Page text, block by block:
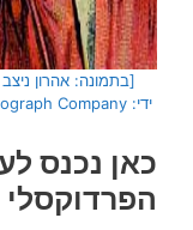
ידי: the Providence Lithograph Company. הציור הוא נחלת הכלל]
כאן נכנס